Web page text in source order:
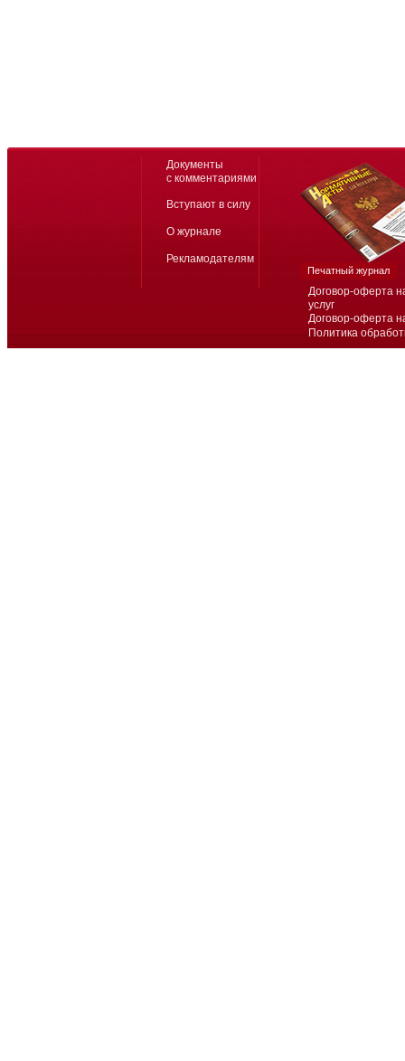
Договор-оферта
услуг
Договор-оферта
Политика
Документы
с комментариями
Вступают в силу
О журнале
Рекламодателям
Печатный журнал